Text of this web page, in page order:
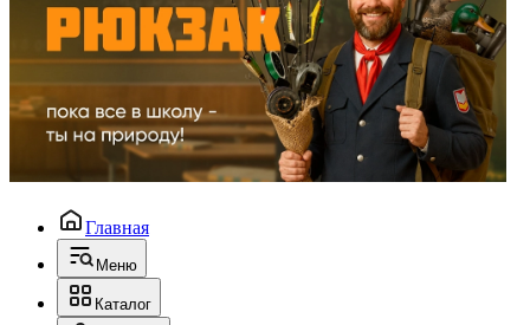
Главная
Меню
Каталог